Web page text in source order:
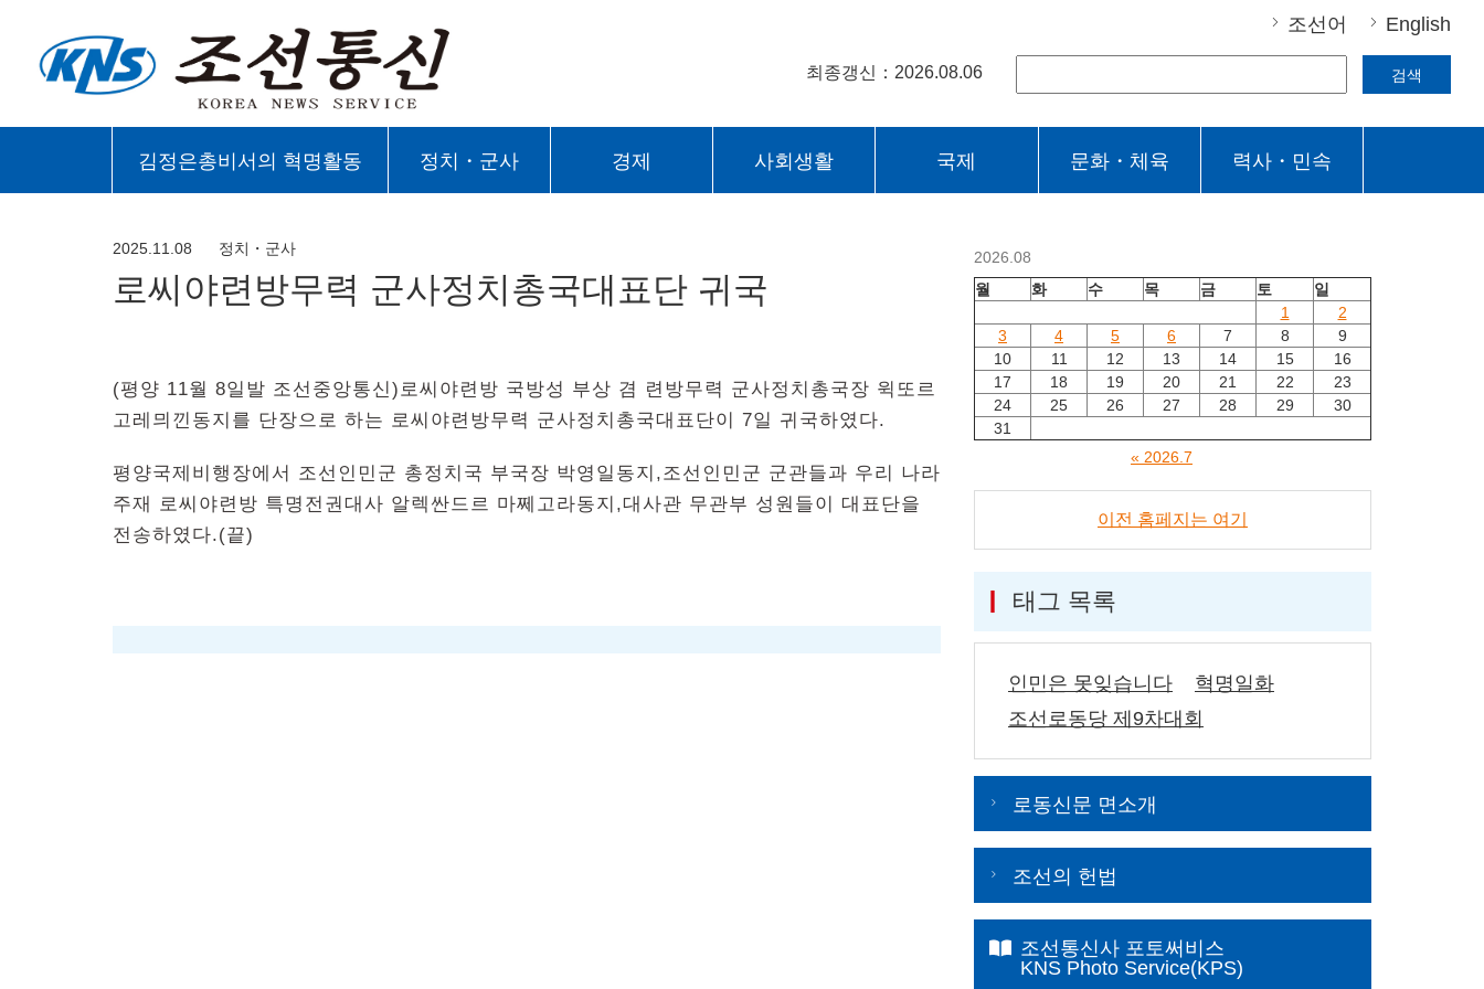
조선어 English
최종갱신：2026.08.06 검색
김정은총비서의 혁명활동 정치・군사 경제 사회생활 국제 문화・체육 력사・민속
2025.11.08 정치・군사
로씨야련방무력 군사정치총국대표단 귀국
(평양 11월 8일발 조선중앙통신)로씨야련방 국방성 부상 겸 련방무력 군사정치총국장 윅또르
고레믜낀동지를 단장으로 하는 로씨야련방무력 군사정치총국대표단이 7일 귀국하였다.
평양국제비행장에서 조선인민군 총정치국 부국장 박영일동지,조선인민군 군관들과 우리 나라
주재 로씨야련방 특명전권대사 알렉싼드르 마쩨고라동지,대사관 무관부 성원들이 대표단을
전송하였다.(끝)
2026.08
월
화 수 목 금 토
일
1
2
3
4 5 6 7 8
9
10
11 12 13 14 15
16
17
18 19 20 21 22
23
24
25 26 27 28 29
30
31
« 2026.7
이전 홈페지는 여기
태그 목록
인민은 못잊습니다
혁명일화
조선로동당 제9차대회
로동신문 면소개
조선의 헌법
조선통신사 포토써비스
KNS Photo Service(KPS)